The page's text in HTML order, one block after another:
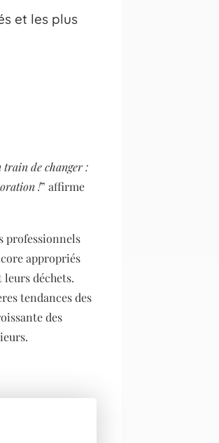
et les plus
train de changer :
!” affirme
professionnels
appropriés
déchets.
tendances des
des